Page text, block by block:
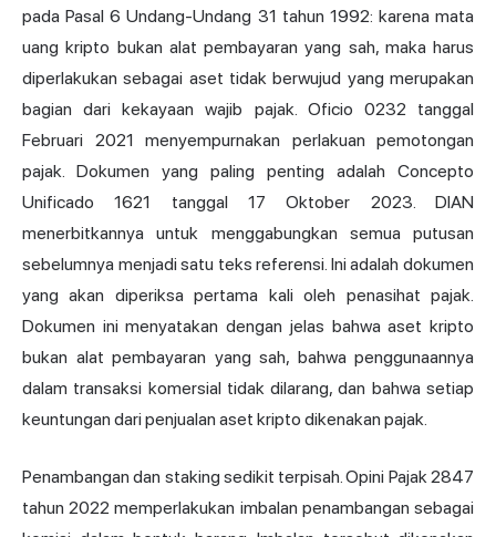
pada Pasal 6 Undang-Undang 31 tahun 1992: karena mata
uang kripto bukan alat pembayaran yang sah, maka harus
diperlakukan sebagai aset tidak berwujud yang merupakan
bagian dari kekayaan wajib pajak. Oficio 0232 tanggal
Februari 2021 menyempurnakan perlakuan pemotongan
pajak. Dokumen yang paling penting adalah Concepto
Unificado 1621 tanggal 17 Oktober 2023. DIAN
menerbitkannya untuk menggabungkan semua putusan
sebelumnya menjadi satu teks referensi. Ini adalah dokumen
yang akan diperiksa pertama kali oleh penasihat pajak.
Dokumen ini menyatakan dengan jelas bahwa aset kripto
bukan alat pembayaran yang sah, bahwa penggunaannya
dalam transaksi komersial tidak dilarang, dan bahwa setiap
keuntungan dari penjualan aset kripto dikenakan pajak.
Penambangan dan staking sedikit terpisah. Opini Pajak 2847
tahun 2022 memperlakukan imbalan penambangan sebagai